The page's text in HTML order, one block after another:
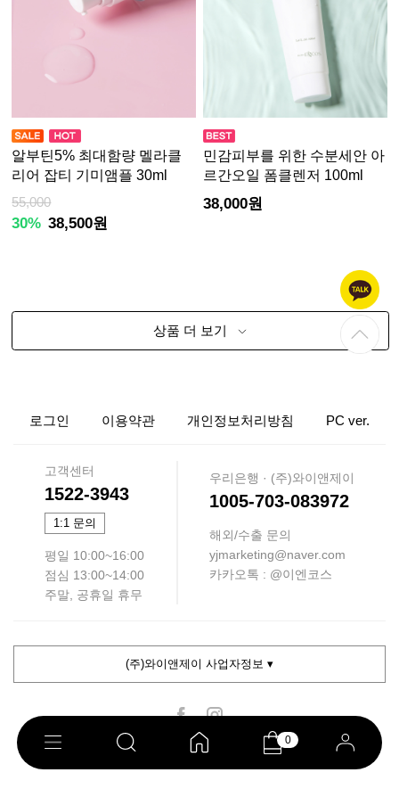
0
알부틴5% 최대함량 멜라클
리어 잡티 기미앰플 30ml
55,000
30% 38,500원
민감피부를 위한 수분세안 아
르간오일 폼클렌저 100ml
38,000원
상품 더 보기
로그인 이용약관 개인정보처리방침 PC ver.
고객센터
1522-3943
1:1 문의
평일 10:00~16:00
점심 13:00~14:00
주말, 공휴일 휴무
우리은행 · (주)와이앤제이
1005-703-083972
해외/수출 문의
yjmarketing@naver.com
카카오톡 : @이엔코스
(주)와이앤제이 사업자정보 ▾